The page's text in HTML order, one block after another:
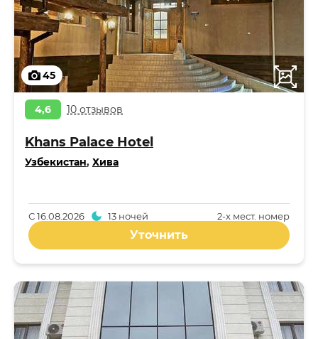
45
4,6 10 отзывов
Khans Palace Hotel
Узбекистан, Хива
2-x мест. номер
С16.08.2026 13 ночей
Уточнить